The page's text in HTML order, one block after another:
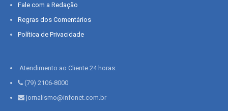
Fale com a Redação
Regras dos Comentários
Política de Privacidade
Atendimento ao Cliente 24 horas:
(79) 2106-8000
jornalismo@infonet.com.br